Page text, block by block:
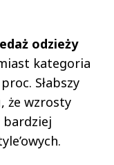
odzieży
kategoria
Słabszy
że wzrosty
bardziej